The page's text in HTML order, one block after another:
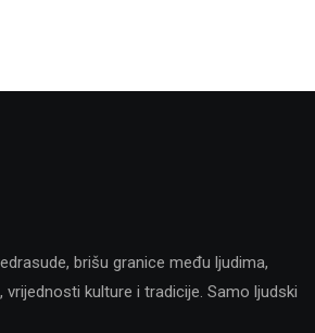
brišu granice među ljudima,
kulture i tradicije. Samo ljudski